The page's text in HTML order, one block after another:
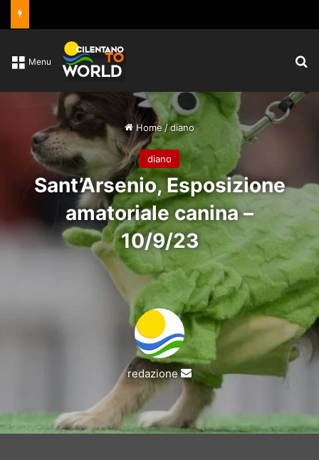
Menu
Home /diano
diano
Sant’Arsenio, Esposizione
amatoriale canina –
10/9/23
redazione
Invia
un'email